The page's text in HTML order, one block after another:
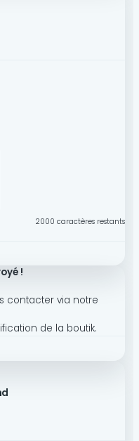
2000 caractères restants
!
contacter via notre
de la boutik.